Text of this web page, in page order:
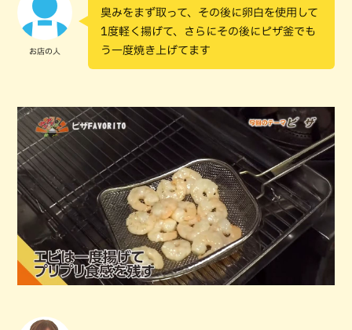
お店の人
臭みをまず取って、その後に卵白を使用して
1度軽く揚げて、さらにその後にピザ釜でも
う一度焼き上げてます